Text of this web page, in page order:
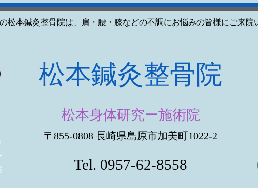
松本鍼灸整骨院は、肩・腰・膝などの不調にお悩みの皆様にご来院
​松本鍼灸整骨院
松本身体研究ー施術院
〒855-0808 長崎県島原市加美町1022-2
Tel. 0957-62-8558